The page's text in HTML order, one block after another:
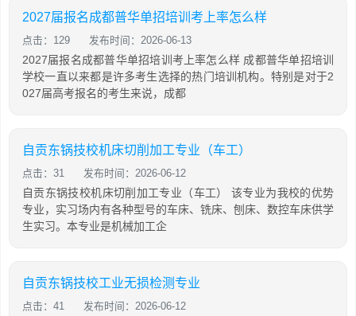
2027届报名成都普华单招培训考上率怎么样
点击：129 发布时间：2026-06-13
2027届报名成都普华单招培训考上率怎么样 成都普华单招培训
学校一直以来都是许多考生选择的热门培训机构。特别是对于2
027届高考报名的考生来说，成都
自贡东锅技校机床切削加工专业（车工）
点击：31 发布时间：2026-06-12
自贡东锅技校机床切削加工专业（车工） 该专业为我校的优势
专业，实习场内有各种型号的车床、铣床、刨床、数控车床供学
生实习。本专业是机械加工企
自贡东锅技校工业无损检测专业
点击：41 发布时间：2026-06-12